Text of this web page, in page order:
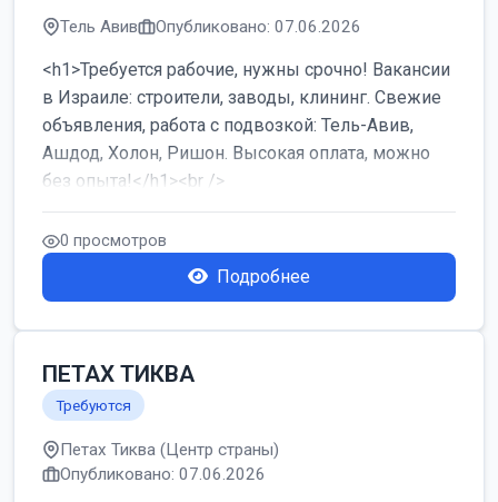
Тель Авив Опубликовано: 07.06.2026
<h1>Требуется рабочие, нужны срочно! Вакансии
в Израиле: строители, заводы, клининг. Свежие
объявления, работа с подвозкой: Тель-Авив,
Ашдод, Холон, Ришон. Высокая оплата, можно
без опыта!</h1><br />
...
0 просмотров
Подробнее
ПЕТАХ ТИКВА
Требуются
Петах Тиква (Центр страны)
Опубликовано: 07.06.2026